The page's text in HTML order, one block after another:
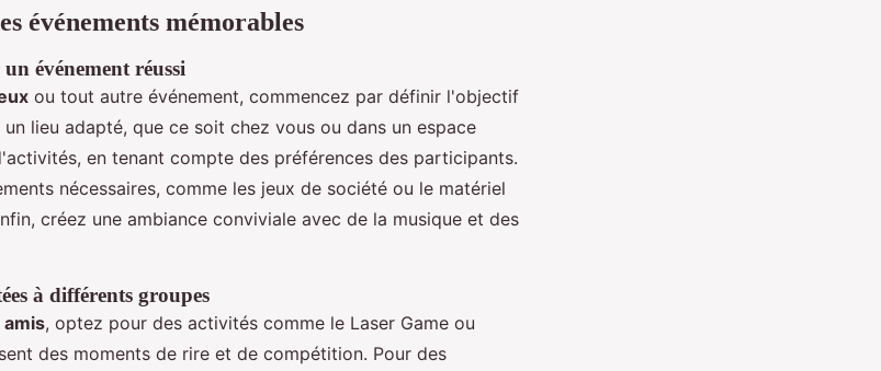
événements mémorables
événement réussi
ou tout autre événement, commencez par définir l'objectif
lieu adapté, que ce soit chez vous ou dans un espace
en tenant compte des préférences des participants.
nécessaires, comme les jeux de société ou le matériel
créez une ambiance conviviale avec de la musique et des
à différents groupes
, optez pour des activités comme le Laser Game ou
des moments de rire et de compétition. Pour des